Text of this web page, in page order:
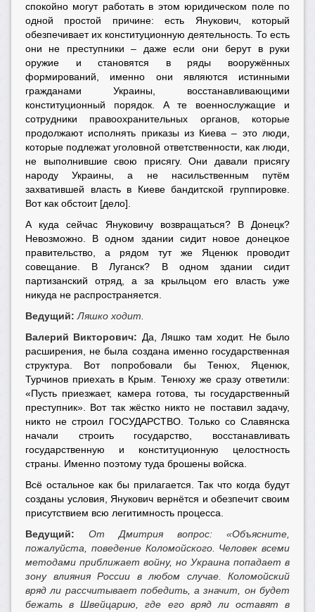
спокойно могут работать в этом юридическом поле по
одной простой причине: есть Янукович, который
обезпечивает их конституционную деятельность. То есть
они не преступники – даже если они берут в руки
оружие и становятся в ряды вооружённых
формирований, именно они являются истинными
гражданами Украины, восстанавливающими
конституционный порядок. А те военнослужащие и
сотрудники правоохранительных органов, которые
продолжают исполнять приказы из Киева – это люди,
которые подлежат уголовной ответственности, как люди,
не выполнившие свою присягу. Они давали присягу
народу Украины, а не насильственным путём
захватившей власть в Киеве бандитской группировке.
Вот как обстоит [дело].
А куда сейчас Януковичу возвращаться? В Донецк?
Невозможно. В одном здании сидит новое донецкое
правительство, а рядом тут же Яценюк проводит
совещание. В Луганск? В одном здании сидит
партизанский отряд, а за крыльцом его власть уже
никуда не распространяется.
Ведущий: Ляшко ходит.
Валерий Викторович: Да, Ляшко там ходит. Не было
расширения, не была создана именно государственная
структура. Вот попробовали бы Тенюх, Яценюк,
Турчинов приехать в Крым. Тенюху же сразу ответили:
«Пусть приезжает, камера готова, ты государственный
преступник». Вот так жёстко никто не поставил задачу,
никто не строил ГОСУДАРСТВО. Только со Славянска
начали строить государство, восстанавливать
государственную и конституционную целостность
страны. Именно поэтому туда брошены войска.
Всё остальное как бы прилагается. Так что когда будут
созданы условия, Янукович вернётся и обезпечит своим
присутствием всю легитимность процесса.
Ведущий:
От Дмитрия вопрос: «Объясните,
пожалуйста, поведение Коломойского. Человек всеми
методами приближает войну, но Украина попадает в
зону влияния России в любом случае. Коломойский
вряд ли рассчитывает победить, а значит, он будет
бежать в Швейцарию, где его вряд ли оставят в